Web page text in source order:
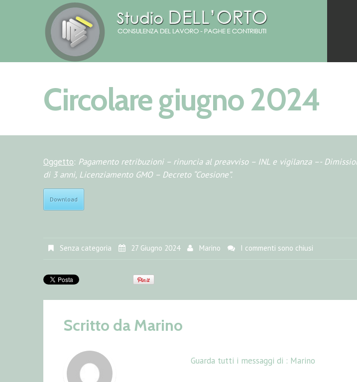
Circolare giugno 2024
Oggetto: Pagamento retribuzioni – rinuncia al preavviso – INL e vigilanza –-
di 3 anni, Licenziamento GMO – Decreto “Coesione”.
Download
Senza categoria 27 Giugno 2024 Marino I commenti sono chiusi
Scritto da Marino
Guarda tutti i messaggi di : Marino